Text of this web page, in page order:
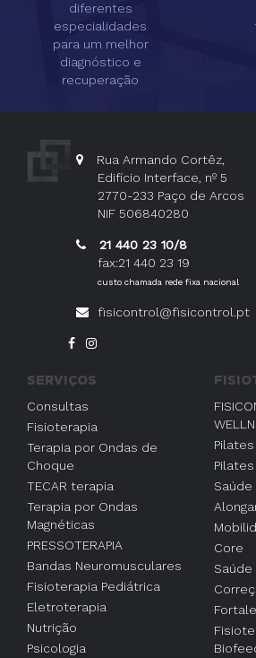
diferentes
especialidades
para um melhor
diagnóstico e
recuperação
Rua Armando Cortêz,
Edifício Interface, nº 5
2770-233 Paço de Arcos
NIF 506840280
21 440 23 10/8
fax:21 440 23 19
custo chamada rede fixa nacional
fisicontrol@fisicontrol.pt
SERVIÇOS
Consultas
Fisioterapia
Terapia por Ondas de
Choque
TECAR terapia
Terapia por Ondas
Magnéticas
PRESSOTERAPIA
Bandas Neuromusculares
Fisioterapia Pediátrica
Eletroterapia
Nutrição
Psicologia
Saúde
Core
Saúde